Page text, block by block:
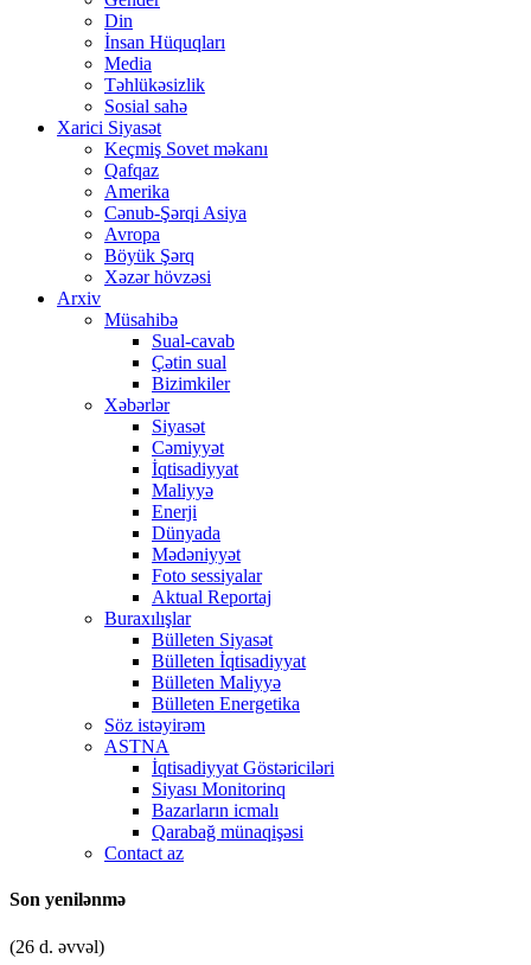
Din
İnsan Hüquqları
Media
Təhlükəsizlik
Sosial sahə
Xarici Siyasət
Keçmiş Sovet məkanı
Qafqaz
Amerika
Cənub-Şərqi Asiya
Avropa
Böyük Şərq
Xəzər hövzəsi
Arxiv
Müsahibə
Sual-cavab
Çətin sual
Bizimkiler
Xəbərlər
Siyasət
Cəmiyyət
İqtisadiyyat
Maliyyə
Enerji
Dünyada
Mədəniyyət
Foto sessiyalar
Aktual Reportaj
Buraxılışlar
Bülleten Siyasət
Bülleten İqtisadiyyat
Bülleten Maliyyə
Bülleten Energetika
Söz istəyirəm
ASTNA
İqtisadiyyat Göstəriciləri
Siyası Monitorinq
Bazarların icmalı
Qarabağ münaqişəsi
Contact az
Son yenilənmə
(26 d. əvvəl)